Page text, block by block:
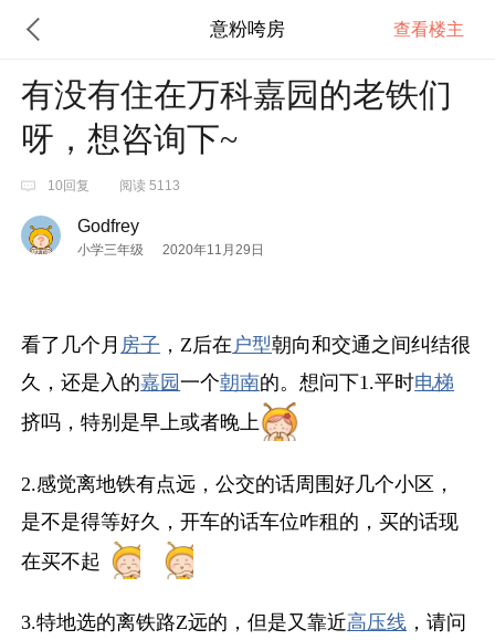
意粉咵房 查看楼主
有没有住在万科嘉园的老铁们
呀，想咨询下~
10回复 阅读 5113
Godfrey
小学三年级 2020年11月29日
看了几个月 房子 ，Z后在 户型朝向和交通之间纠结很
久，还是入的嘉园一个朝南的。想问下1.平时电梯
挤吗，特别是早上或者晚上
2.感觉离地铁有点远，公交的话周围好几个小区，
是不是得等好久，开车的话车位咋租的，买的话现
在买不起
3.特地选的离铁路Z远的，但是又靠近高压线 ，请问